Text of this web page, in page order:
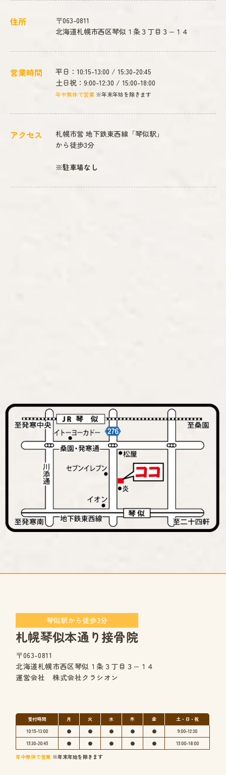
住所
〒063-0811
北海道札幌市西区琴似１条３丁目３−１４
営業時間
平日：10:15-13:00 / 15:30-20:45
土日祝：9:00-12:30 / 15:00-18:00
年中無休で営業 ※年末年始を除きます
アクセス
札幌市営 地下鉄東西線「琴似駅」
から徒歩3分
※駐車場なし
琴似駅から徒歩3分
札幌琴似本通り接骨院
〒063-0811
北海道札幌市西区琴似１条３丁目３−１４
運営会社 株式会社クラシオン
受付時間 月 火 水 木 金
土・日・祝
10:15-13:00
● ● ● ● ●
9:00-12:30
15:30-20:45
● ● ● ● ● 15:00-18:00
年中無休で営業 ※年末年始を除きます